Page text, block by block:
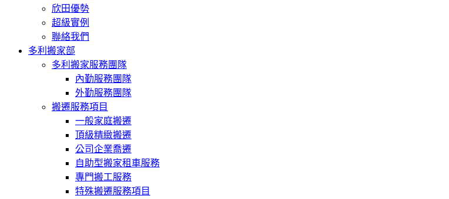
欣田優勢
超級實例
聯絡我們
多利搬家部
多利搬家服務團隊
內勤服務團隊
外勤服務團隊
搬遷服務項目
一般家庭搬遷
頂級精緻搬遷
公司企業喬遷
自助型搬家租車服務
專門搬工服務
特殊搬遷服務項目